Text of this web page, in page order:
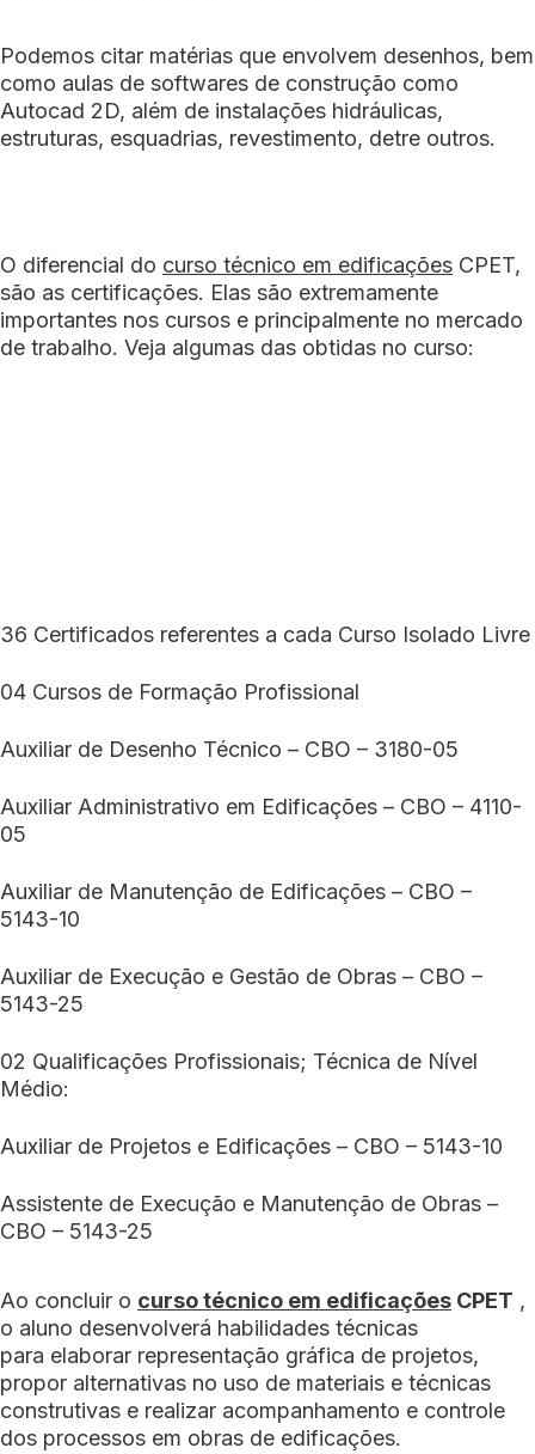
Podemos citar matérias que envolvem desenhos, bem
como aulas de softwares de construção como
Autocad 2D, além de instalações hidráulicas,
estruturas, esquadrias, revestimento, detre outros.
O diferencial do curso técnico em edificações CPET,
são as certificações. Elas são extremamente
importantes nos cursos e principalmente no mercado
de trabalho. Veja algumas das obtidas no curso:
36 Certificados referentes a cada Curso Isolado Livre
04 Cursos de Formação Profissional
Auxiliar de Desenho Técnico – CBO – 3180-05
Auxiliar Administrativo em Edificações – CBO – 4110-
05
Auxiliar de Manutenção de Edificações – CBO –
5143-10
Auxiliar de Execução e Gestão de Obras – CBO –
5143-25
02 Qualificações Profissionais; Técnica de Nível
Médio:
Auxiliar de Projetos e Edificações – CBO – 5143-10
Assistente de Execução e Manutenção de Obras –
CBO – 5143-25
Ao concluir o curso técnico em edificações CPET ,
o aluno desenvolverá habilidades técnicas
para elaborar representação gráfica de projetos,
propor alternativas no uso de materiais e técnicas
construtivas e realizar acompanhamento e controle
dos processos em obras de edificações.